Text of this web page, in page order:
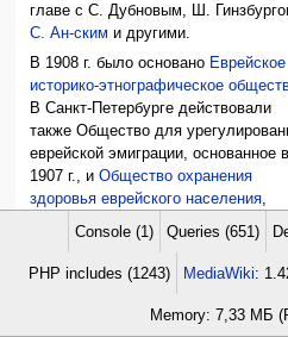
главе с С. Дубновым, Ш.
С. Ан-ским и другими.
В 1908 г. было основано Еврейское
историко-этнографическое
В Санкт-Петербурге действовали
также Общество для
еврейской эмиграции, основанное в
1907 г., иОбщество охранения
здоровья еврейского населения,
учрежденное в 1912 г.
В 1915 г. было основано Еврейское
общество поощрения художеств
(председатель М. Винавер, товарищ
председателя И. Гинцбург);
Console (1) Queries (651)
PHP includes (1243) MediaWiki:
Memory: 7,33 МБ